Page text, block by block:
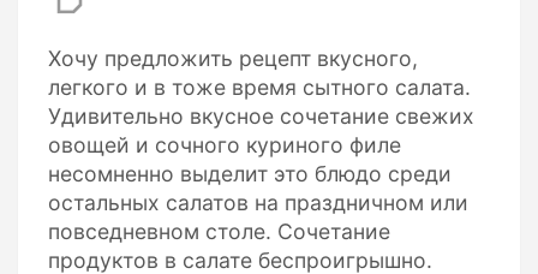
Хочу предложить рецепт вкусного,
легкого и в тоже время сытного салата.
Удивительно вкусное сочетание свежих
овощей и сочного куриного филе
несомненно выделит это блюдо среди
остальных салатов на праздничном или
повседневном столе. Сочетание
продуктов в салате беспроигрышно.